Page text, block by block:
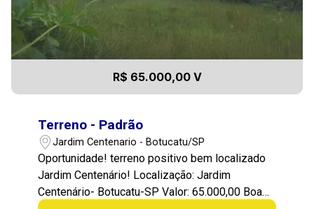
R$ 65.000,00 V
Terreno - Padrão
Jardim Centenario - Botucatu/SP
Oportunidade! terreno positivo bem localizado
Jardim Centenário! Localização: Jardim
Centenário- Botucatu-SP Valor: 65.000,00 Boa